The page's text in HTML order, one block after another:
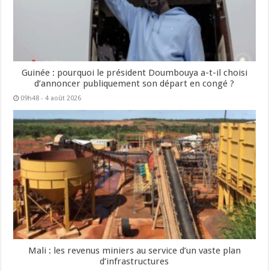
Guinée : pourquoi le président Doumbouya a-t-il choisi
d’annoncer publiquement son départ en congé ?
09h48 - 4 août 2026
Mali : les revenus miniers au service d’un vaste plan
d’infrastructures